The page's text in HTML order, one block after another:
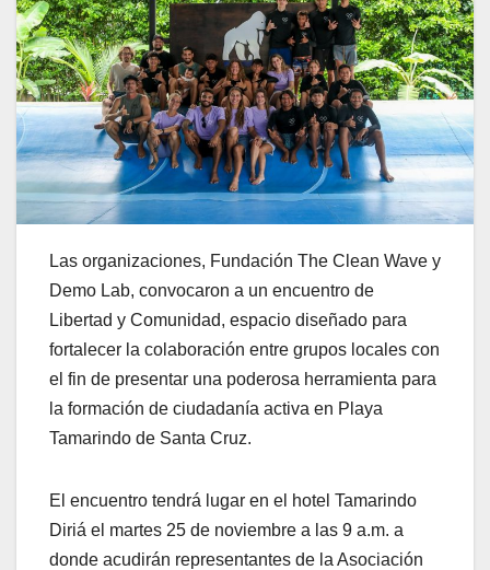
Las organizaciones, Fundación The Clean Wave y
Demo Lab, convocaron a un encuentro de
Libertad y Comunidad, espacio diseñado para
fortalecer la colaboración entre grupos locales con
el fin de presentar una poderosa herramienta para
la formación de ciudadanía activa en Playa
Tamarindo de Santa Cruz.
El encuentro tendrá lugar en el hotel Tamarindo
Diriá el martes 25 de noviembre a las 9 a.m. a
donde acudirán representantes de la Asociación